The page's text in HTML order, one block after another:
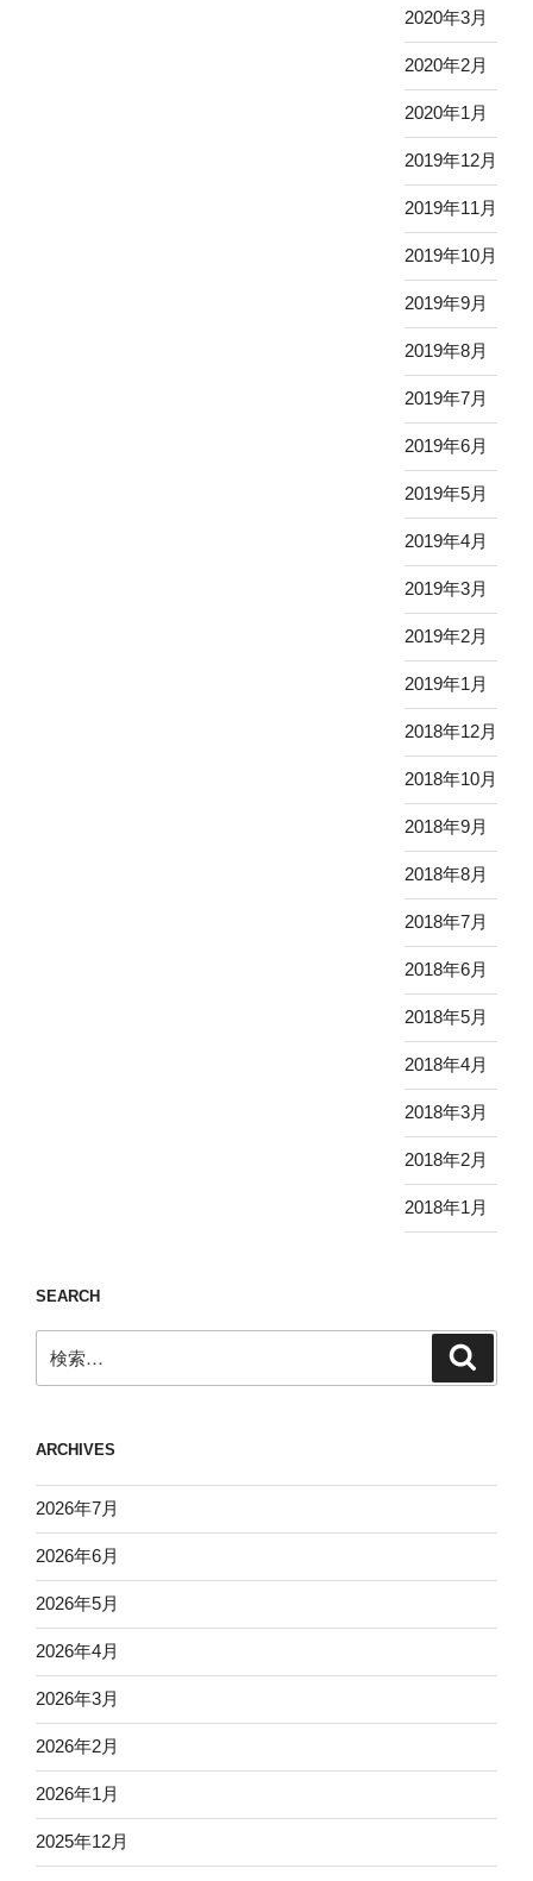
2020年3月
2020年2月
2020年1月
2019年12月
2019年11月
2019年10月
2019年9月
2019年8月
2019年7月
2019年6月
2019年5月
2019年4月
2019年3月
2019年2月
2019年1月
2018年12月
2018年10月
2018年9月
2018年8月
2018年7月
2018年6月
2018年5月
2018年4月
2018年3月
2018年2月
2018年1月
SEARCH
索:
ARCHIVES
2026年7月
2026年6月
2026年5月
2026年4月
2026年3月
2026年2月
2026年1月
2025年12月